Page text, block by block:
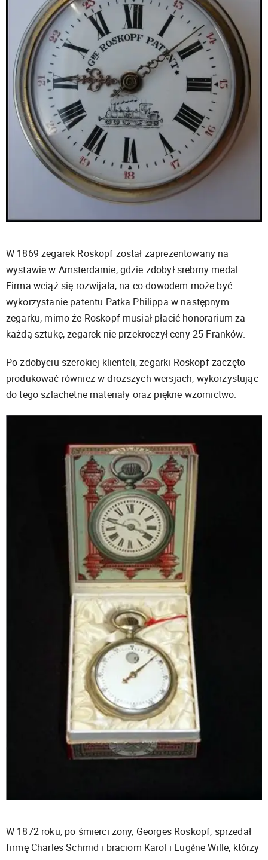
W 1869 zegarek Roskopf został zaprezentowany na
wystawie w Amsterdamie, gdzie zdobył srebrny medal.
Firma wciąż się rozwijała, na co dowodem może być
wykorzystanie patentu Patka Philippa w następnym
zegarku, mimo że Roskopf musiał płacić honorarium za
każdą sztukę, zegarek nie przekroczył ceny 25 Franków.
Po zdobyciu szerokiej klienteli, zegarki Roskopf zaczęto
produkować również w droższych wersjach, wykorzystując
do tego szlachetne materiały oraz piękne wzornictwo.
W 1872 roku, po śmierci żony, Georges Roskopf, sprzedał
firmę Charles Schmid i braciom Karol i Eugène Wille, którzy